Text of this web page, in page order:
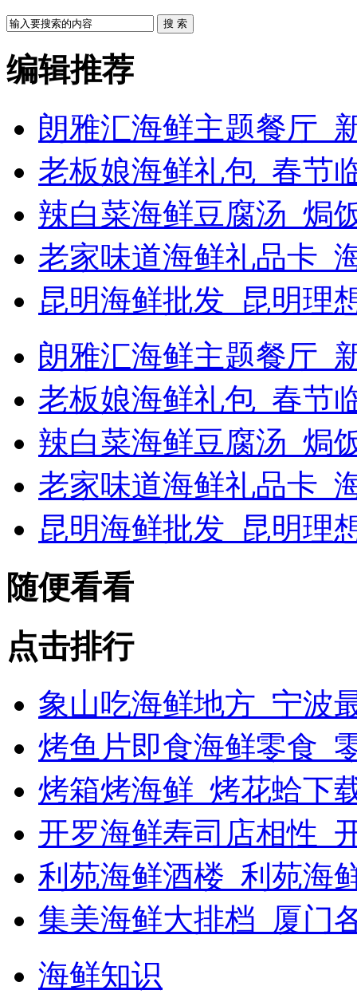
搜 索
编辑推荐
朗雅汇海鲜主题餐厅_
老板娘海鲜礼包_春节
辣白菜海鲜豆腐汤_焗
老家味道海鲜礼品卡_
昆明海鲜批发_昆明理
朗雅汇海鲜主题餐厅_
老板娘海鲜礼包_春节
辣白菜海鲜豆腐汤_焗
老家味道海鲜礼品卡_
昆明海鲜批发_昆明理
随便看看
点击排行
象山吃海鲜地方_宁波
烤鱼片即食海鲜零食_
烤箱烤海鲜_烤花蛤下
开罗海鲜寿司店相性_
利苑海鲜酒楼_利苑海
集美海鲜大排档_厦门
海鲜知识